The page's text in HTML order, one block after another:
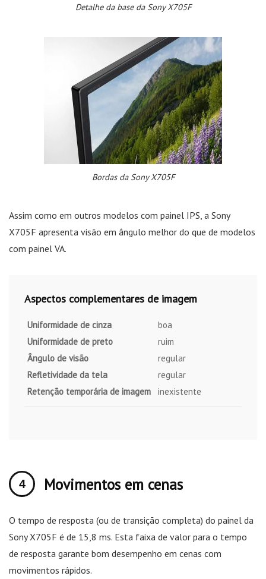
Detalhe da base da Sony X705F
Bordas da Sony X705F
Assim como em outros modelos com painel IPS, a Sony
X705F apresenta visão em ângulo melhor do que de modelos
com painel VA.
Aspectos complementares de imagem
Uniformidade de cinza
boa
Uniformidade de preto
ruim
Ângulo de visão
regular
Refletividade da tela
regular
Retenção temporária de imagem
inexistente
Movimentos em cenas
O tempo de resposta (ou de transição completa) do painel da
Sony X705F é de 15,8 ms. Esta faixa de valor para o tempo
de resposta garante bom desempenho em cenas com
movimentos rápidos.